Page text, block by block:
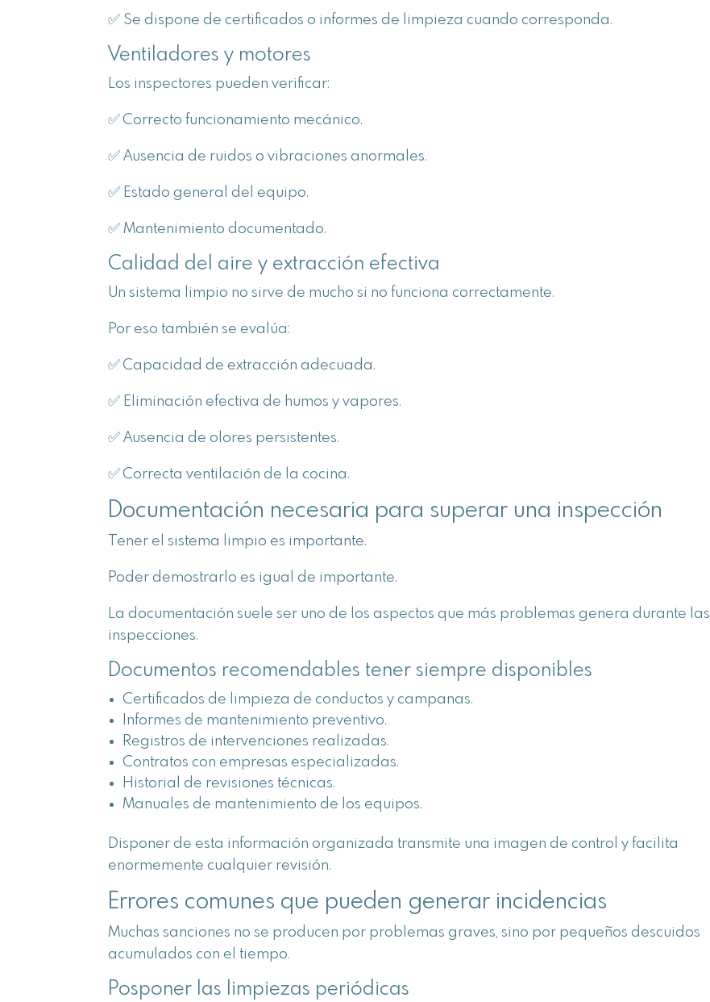
✅ Se dispone de certificados o informes de limpieza cuando corresponda.
Ventiladores y motores
Los inspectores pueden verificar:
✅ Correcto funcionamiento mecánico.
✅ Ausencia de ruidos o vibraciones anormales.
✅ Estado general del equipo.
✅ Mantenimiento documentado.
Calidad del aire y extracción efectiva
Un sistema limpio no sirve de mucho si no funciona correctamente.
Por eso también se evalúa:
✅ Capacidad de extracción adecuada.
✅ Eliminación efectiva de humos y vapores.
✅ Ausencia de olores persistentes.
✅ Correcta ventilación de la cocina.
Documentación necesaria para superar una inspección
Tener el sistema limpio es importante.
Poder demostrarlo es igual de importante.
La documentación suele ser uno de los aspectos que más problemas genera durante las
inspecciones.
Documentos recomendables tener siempre disponibles
Certificados de limpieza de conductos y campanas.
Informes de mantenimiento preventivo.
Registros de intervenciones realizadas.
Contratos con empresas especializadas.
Historial de revisiones técnicas.
Manuales de mantenimiento de los equipos.
Disponer de esta información organizada transmite una imagen de control y facilita
enormemente cualquier revisión.
Errores comunes que pueden generar incidencias
Muchas sanciones no se producen por problemas graves, sino por pequeños descuidos
acumulados con el tiempo.
Posponer las limpiezas periódicas